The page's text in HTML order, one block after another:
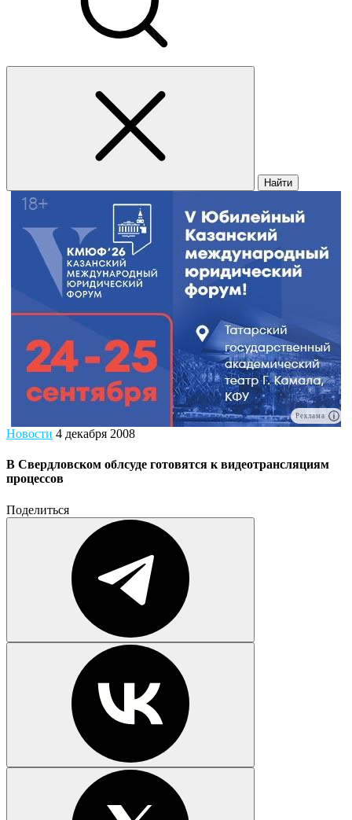
Найти
Реклама
Новости 4 декабря 2008
В Свердловском облсуде готовятся к видеотрансляциям
процессов
Поделиться